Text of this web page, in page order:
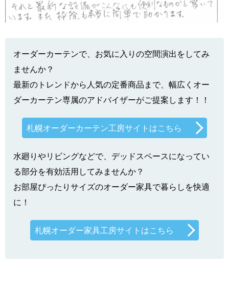
オーダーカーテンで、お気に入りの空間演出をしてみ
ませんか？
最新のトレンドから人気の定番商品まで、幅広くオー
ダーカーテン専属のアドバイザーがご提案します！！
札幌オーダーカーテン工房サイトはこちら
水廻りやリビングなどで、デッドスペースになってい
る部分を有効活用してみませんか？
お部屋ぴったりサイズのオーダー家具で暮らしを快適
に！
札幌オーダー家具工房サイトはこちら